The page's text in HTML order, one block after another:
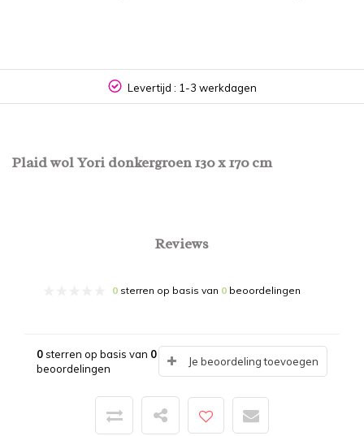
Levertijd : 1-3 werkdagen
Plaid wol Yori donkergroen 130 x 170 cm
Reviews
0 sterren op basis van 0 beoordelingen
0sterren op basis van 0
beoordelingen
Je beoordeling toevoegen